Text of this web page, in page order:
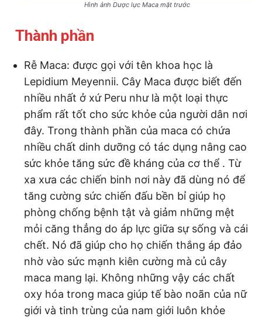
Hình ảnh Dược lực Maca mặt trước
Thành phần
Rễ Maca: được gọi với tên khoa học là
Lepidium Meyennii. Cây Maca được biết đến
nhiều nhất ở xứ Peru như là một loại thực
phẩm rất tốt cho sức khỏe của người dân nơi
đây. Trong thành phần của maca có chứa
nhiều chất dinh dưỡng có tác dụng nâng cao
sức khỏe tăng sức đề kháng của cơ thể . Từ
xa xưa các chiến binh nơi này đã dùng nó để
tăng cường sức chiến đấu bền bỉ giúp họ
phòng chống bệnh tật và giảm những mệt
mỏi căng thẳng do áp lực giữa sự sống và cái
chết. Nó đã giúp cho họ chiến thắng áp đảo
nhờ vào sức mạnh kiên cường mà củ cây
maca mang lại. Không những vậy các chất
oxy hóa trong maca giúp tế bào noãn của nữ
giới và tinh trùng của nam giới luôn khỏe